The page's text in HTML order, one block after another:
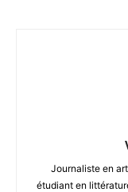
Journaliste en
étudiant en